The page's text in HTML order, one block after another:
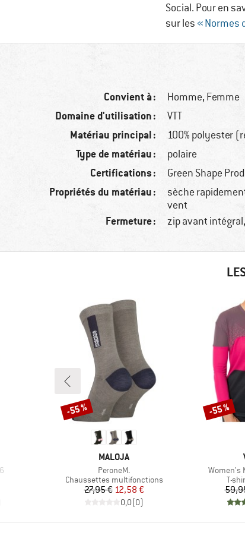
Social. Pour en
sur les « Normes
Convient à : Homme, Femme
Domaine d'utilisation : VTT
Matériau principal : 100% polyester
Type de matériau : polaire
Certifications : Green Shape
Propriétés du matériau :
sèche
vent
Fermeture : zip avant
MARQUE
MALOJA
Article
PeroneM.
Product group
Chaussettes multifonctions
Prix
27,95 € Prix réduit
12,58 €
0,0(0)
Remise
-55 %
Article
Women's
T-
Remise
-55 %